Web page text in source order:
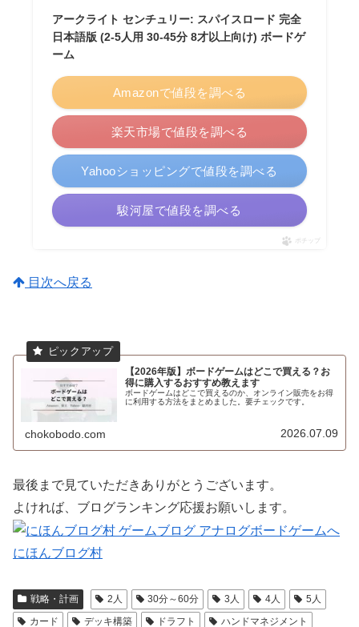
アークライト センチュリー: スパイスロード 完全
日本語版 (2-5人用 30-45分 8才以上向け) ボードゲ
ーム
Amazonで値段を調べる
楽天市場で値段を調べる
Yahooショッピングで値段を調べる
駿河屋で値段を調べる
ポチップ
目次へ戻る
【2026年版】ボードゲームはどこで買える？お
得に購入するおすすめ教えます
ボードゲームはどこで買えるのか、オンライン販売をお得
に利用する方法をまとめました。要チェックです。
chokobodo.com 2026.07.09
最後まで見ていただきありがとうございます。
よければ、ブログランキング応援お願いします。
にほんブログ村
戦略・計画 2人 30分～60分 3人 4人
5人
カード
デッキ構築 ドラフト ハンドマネジメント